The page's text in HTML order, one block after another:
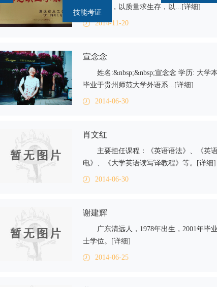
技能考证
业为导向，以质量求生存，以...[详细]
2014-11-20
宣念念
姓名:&nbsp;&nbsp;宣念念 学历: 大学
毕业于贵州师范大学外语系...[详细]
2014-06-30
肖文红
主要担任课程：《英语语法》、《英
电》、《大学英语读写译教程》等。[详细]
2014-06-30
谢建辉
广东清远人，1978年出生，2001年毕
士学位。[详细]
2014-06-25